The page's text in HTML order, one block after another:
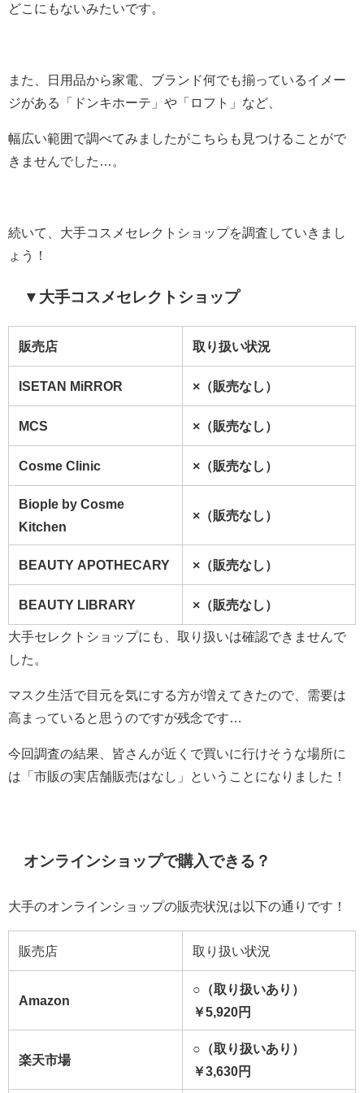
どこにもないみたいです。
また、日用品から家電、ブランド何でも揃っているイメー
ジがある「ドンキホーテ」や「ロフト」など、
幅広い範囲で調べてみましたがこちらも見つけることがで
きませんでした…。
続いて、大手コスメセレクトショップを調査していきまし
ょう！
▼大手コスメセレクトショップ
販売店 取り扱い状況
ISETAN MiRROR ×（販売なし）
MCS ×（販売なし）
Cosme Clinic ×（販売なし）
Biople by Cosme
Kitchen
×（販売なし）
BEAUTY APOTHECARY ×（販売なし）
BEAUTY LIBRARY ×（販売なし）
大手セレクトショップにも、取り扱いは確認できませんで
した。
マスク生活で目元を気にする方が増えてきたので、需要は
高まっていると思うのですが残念です…
今回調査の結果、皆さんが近くで買いに行けそうな場所に
は「市販の実店舗販売はなし」ということになりました！
オンラインショップで購入できる？
大手のオンラインショップの販売状況は以下の通りです！
販売店 取り扱い状況
Amazon
○（取り扱いあり）
￥5,920円
楽天市場
○（取り扱いあり）
￥3,630円